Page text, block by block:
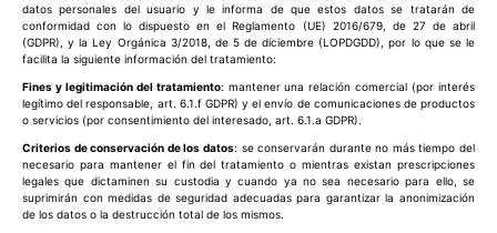
datos personales del usuario y le informa de que estos datos se tratarán de
conformidad con lo dispuesto en el Reglamento (UE) 2016/679, de 27 de abril
(GDPR), y la Ley Orgánica 3/2018, de 5 de diciembre (LOPDGDD), por lo que se le
facilita la siguiente información del tratamiento:
Fines y legitimación del tratamiento: mantener una relación comercial (por interés
legítimo del responsable, art. 6.1.f GDPR) y el envío de comunicaciones de productos
o servicios (por consentimiento del interesado, art. 6.1.a GDPR).
Criterios de conservación de los datos: se conservarán durante no más tiempo del
necesario para mantener el fin del tratamiento o mientras existan prescripciones
legales que dictaminen su custodia y cuando ya no sea necesario para ello, se
suprimirán con medidas de seguridad adecuadas para garantizar la anonimización
de los datos o la destrucción total de los mismos.